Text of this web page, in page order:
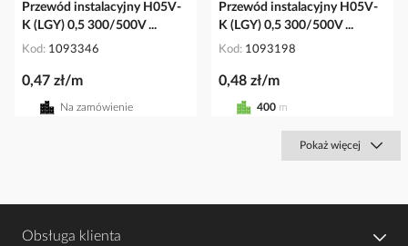
Przewód instalacyjny H05V-
K (LGY) 0,5 300/500V ...
Kod 1093346
0,47 zł/m
Na zamówienie
Przewód instalacyjny H05V-
K (LGY) 0,5 300/500V ...
Kod 1093198
0,48 zł/m
400 m
Pokaż więcej
Obsługa klienta